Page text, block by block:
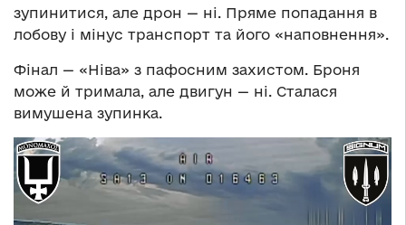
зупинитися, але дрон — ні. Пряме попадання в
лобову і мінус транспорт та його «наповнення».
Фінал — «Ніва» з пафосним захистом. Броня
може й тримала, але двигун — ні. Сталася
вимушена зупинка.